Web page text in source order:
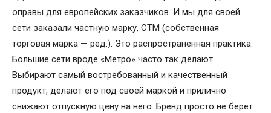
оправы для европейских заказчиков. И мы для своей
сети заказали частную марку, СТМ (собственная
торговая марка — ред.). Это распространенная практика.
Большие сети вроде «Метро» часто так делают.
Выбирают самый востребованный и качественный
продукт, делают его под своей маркой и прилично
снижают отпускную цену на него. Бренд просто не берет